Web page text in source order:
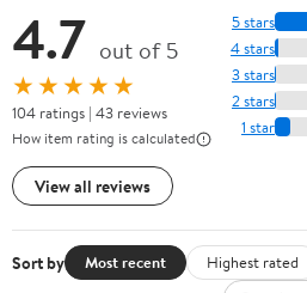
4.7 out of 5
★★★★★
104 ratings | 43 reviews
How item rating is calculated
View all reviews
5 stars
4 stars
3 stars
2 stars
1 star
Sort by Most recent Highest rated